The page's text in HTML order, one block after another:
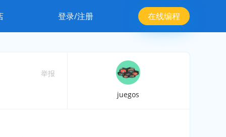
登录/注册 在线编程
举报
juegos